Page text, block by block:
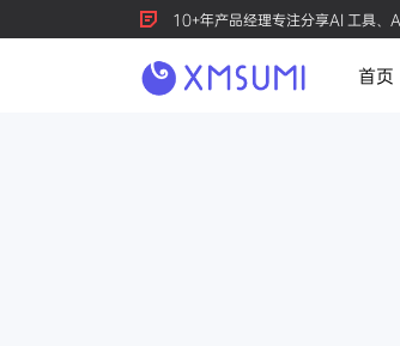
10+年产品经理专注分享AI 工具
首页